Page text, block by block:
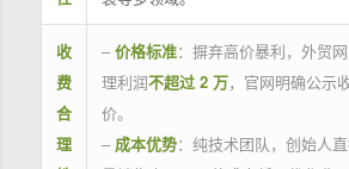
收
费
合
理
– 价格标准：摒弃高价暴利，外贸
理利润不超过 2 万，官网明确公示
价。
– 成本优势：纯技术团队，创始人